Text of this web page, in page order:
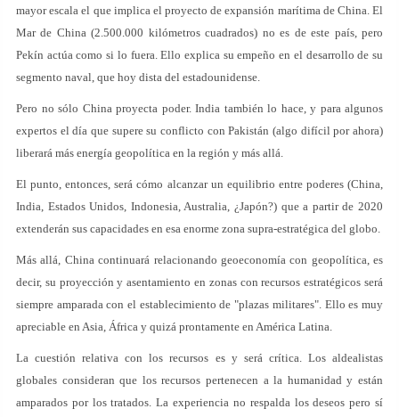
mayor escala el que implica el proyecto de expansión marítima de China. El
Mar de China (2.500.000 kilómetros cuadrados) no es de este país, pero
Pekín actúa como si lo fuera. Ello explica su empeño en el desarrollo de su
segmento naval, que hoy dista del estadounidense.
Pero no sólo China proyecta poder. India también lo hace, y para algunos
expertos el día que supere su conflicto con Pakistán (algo difícil por ahora)
liberará más energía geopolítica en la región y más allá.
El punto, entonces, será cómo alcanzar un equilibrio entre poderes (China,
India, Estados Unidos, Indonesia, Australia, ¿Japón?) que a partir de 2020
extenderán sus capacidades en esa enorme zona supra-estratégica del globo.
Más allá, China continuará relacionando geoeconomía con geopolítica, es
decir, su proyección y asentamiento en zonas con recursos estratégicos será
siempre amparada con el establecimiento de "plazas militares". Ello es muy
apreciable en Asia, África y quizá prontamente en América Latina.
La cuestión relativa con los recursos es y será crítica. Los aldealistas
globales consideran que los recursos pertenecen a la humanidad y están
amparados por los tratados. La experiencia no respalda los deseos pero sí